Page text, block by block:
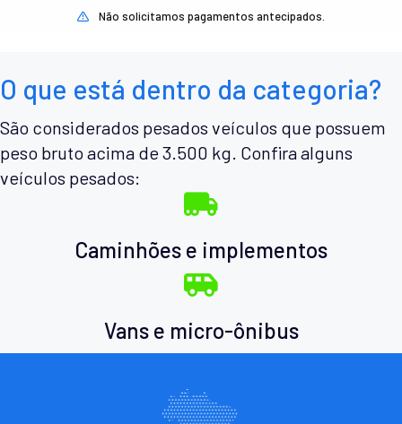
Não solicitamos pagamentos antecipados.
O que está dentro da categoria?
São considerados pesados veículos que possuem
peso bruto acima de 3.500 kg. Confira alguns
veículos pesados:
Caminhões e implementos
Vans e micro-ônibus